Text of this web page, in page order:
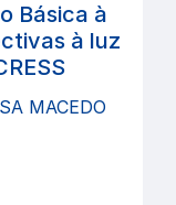
Básica à
à luz
MACEDO